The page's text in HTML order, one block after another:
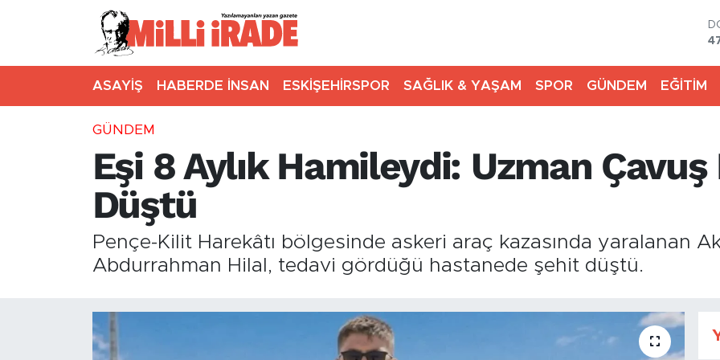
ASAYİŞ HABERDE İNSAN ESKİŞEHİRSPOR SAĞLIK & YAŞAM SPOR GÜNDEM EĞİTİM
GÜNDEM
Eşi 8 Aylık Hamileydi: Uzman
Düştü
Pençe-Kilit Harekâtı bölgesinde askeri araç kazasında yaralanan
Abdurrahman Hilal, tedavi gördüğü hastanede şehit düştü.